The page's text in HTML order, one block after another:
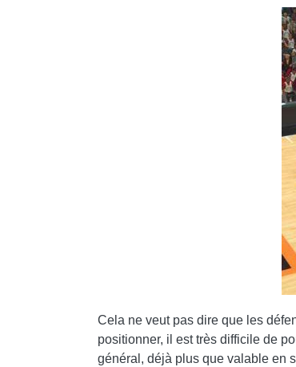
Cela ne veut pas dire que les
positionner, il est très difficile de
général, déjà plus que valable en